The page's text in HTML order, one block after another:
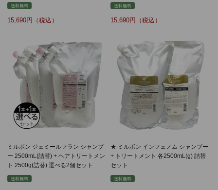
送料無料
15,690
送料無料
15,690
ミルボン ジェミールフラン シャンプ
ー 2500mL(詰替) + ヘアトリートメン
ト 2500g(詰替) 選べる2個セット
送料無料
★ ミルボン インフェノム シャンプー
+ トリートメント 各2500mL(g) 詰替
セット
送料無料